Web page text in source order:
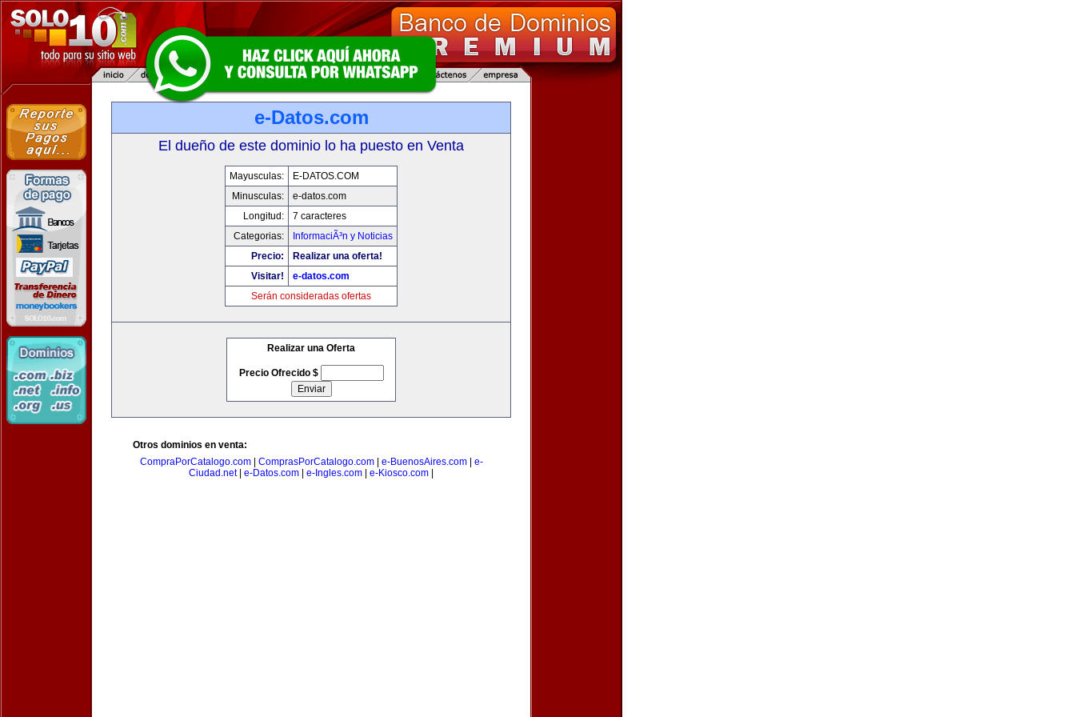
e-Datos.com
El dueño de este dominio lo ha puesto en Venta
Mayusculas:
E-DATOS.COM
Minusculas:
e-datos.com
Longitud:
7 caracteres
Categorias:
InformaciÃ³n y Noticias
Precio:
Realizar una oferta!
Visitar!
e-datos.com
Serán consideradas ofertas
Realizar una Oferta
Precio Ofrecido $
Otros dominios en venta:
CompraPorCatalogo.com| ComprasPorCatalogo.com| e-BuenosAires.com| e-
Ciudad.net| e-Datos.com e-Ingles.com e-Kiosco.com